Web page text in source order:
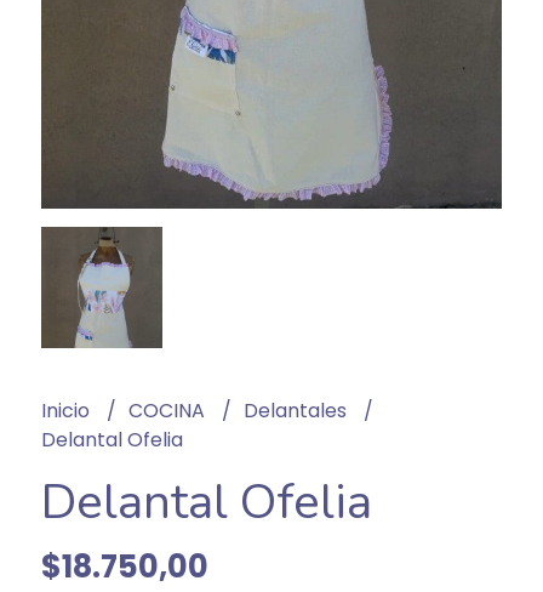
Inicio COCINA
Delantales
Delantal Ofelia
Delantal Ofelia
$18.750,00